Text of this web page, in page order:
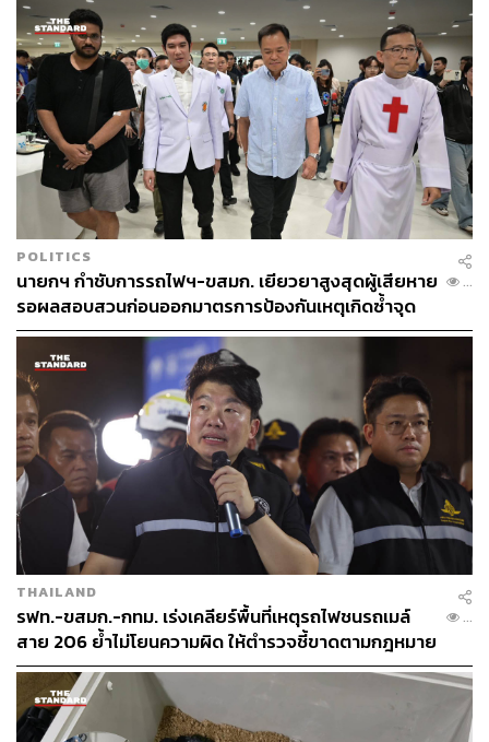
ตำรวจในสังกัดจำเลยที่ 1 ให้ปฏิบัติหน้าที่เป็นไปตามกฎหมาย
ระเบียบ คำสั่ง และนโยบายของจำเลยที่ 1 ในภาพรวม โดยมี
ผู้บังคับบัญชาตามลำดับชั้นควบคุม กำกับดูแล บังคับบัญชา
ให้จำเลยที่ 2 ปฏิบัติตนธำรงไว้ซึ่งวินัยของข้าราชการ การที่
จำเลยที่ 2 ไม่ประพฤติตนธำรงวินัยของข้าราชการตำรวจ ใช้
รถจักรยานยนต์ผิดกฎหมายไม่ติดแผ่นป้ายทะเบียน ไม่มี
ประกันภัยตาม พ.ร.บ.คุ้มครองผู้ประสบภัยจากรถ พ.ศ. 2535
ไม่เสียภาษีประจำปี ไม่ติดกระจกมองข้างและขับรถฝ่าฝืนกฎ
ผู้บังคับบัญชาจำเลยที่ 2 ได้ตั้งคณะกรรมการดำเนินการทาง
วินัยและพนักงานสอบสวนดำเนินคดีกับจำเลยที่ 2 ได้ความ
จาก พ.ต.ท. มนตรี ผู้บังคับบัญชาจำเลยที่ 2 ว่า ภายหลังเกิด
เหตุ ผู้บังคับการอารักขาและควบคุมฝูงชน ต้นสังกัดจำเลยที่ 2
มีคำสั่งตั้งคณะกรรมการสืบสวนข้อเท็จจริงเพื่อดำเนินการ
ทางวินัย และได้พิจารณาลงโทษกักขัง 30 วัน ตามสำเนาคำ
สั่งกองบังคับการอารักขาและควบคุมฝูงชน ที่ 10/2565 และ
พนักงานสอบสวนได้แจ้งข้อหาจำเลยที่ 2 เพิ่มเติมว่าขับรถ
จักรยานยนต์ไม่ชิดขอบทางด้านซ้าย ขับรถไม่ปฏิบัติตาม
เครื่องหมายบนพื้นทาง (ไม่หยุดรถให้คนข้ามทางม้าลาย) นำ
รถจักรยานยนต์ที่ไม่ติดแผ่นป้ายทะเบียนมาใช้ในทาง นำรถที่
ยังไม่ได้เสียภาษีประจำปีมาใช้ในทาง นำรถจักรยานยนต์ที่ไม่
จัดให้มีประกันความเสียหายตาม พ.ร.บ.คุ้มครองผู้ประสบภัย
จากรถ พ.ศ. 2535 มาใช้ในทาง ใช้รถที่มีส่วนควบหรือเครื่อง
อุปกรณ์ไม่ครบถ้วน (ไม่มีกระจกมองข้าง) ขับรถโดยไม่คำนึง
ถึงความปลอดภัยหรือความเดือดร้อนของผู้อื่น และขับรถ
จักรยานยนต์ในทางเดินรถในเขตกรุงเทพมหานครโดยใช้
ความเร็วเกินกว่าที่กฎหมายกำหนด
POLITICS
นายกฯ กำชับการรถไฟฯ-ขสมก. เยียวยาสูงสุดผู้เสียหาย
รอผลสอบสวนก่อนออกมาตรการป้องกันเหตุเกิดซ้ำจุด
ตัดทางรถไฟ
...
THAILAND
รฟท.-ขสมก.-กทม. เร่งเคลียร์พื้นที่เหตุรถไฟชนรถเมล์
สาย 206 ย้ำไม่โยนความผิด ให้ตำรวจชี้ขาดตามกฎหมาย
เผยปมเครื่องกั้นลงไม่ได้เหตุมีรถจอดขวาง
...